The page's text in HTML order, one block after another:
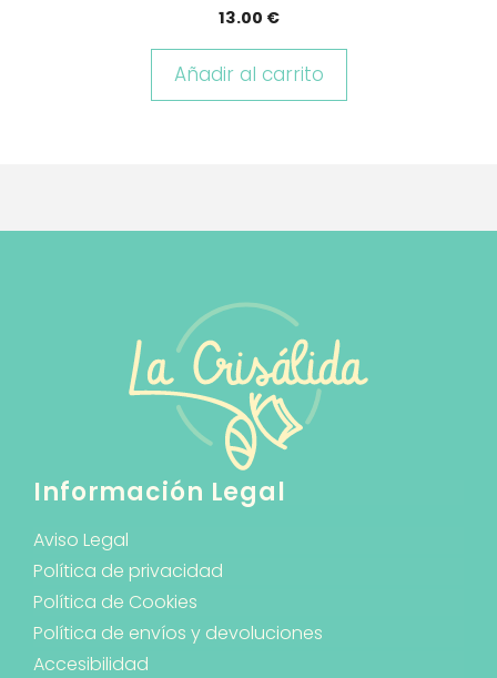
13.00 €
Añadir al carrito
Información Legal
Aviso Legal
Política de privacidad
Política de Cookies
Política de envíos y devoluciones
Accesibilidad